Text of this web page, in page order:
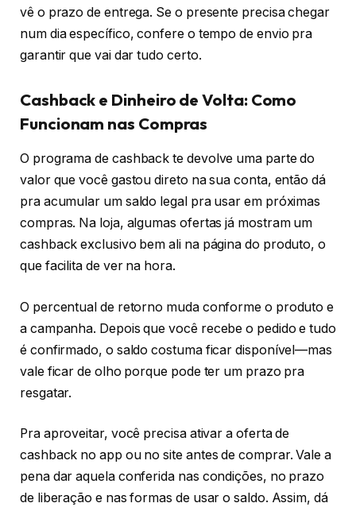
vê o prazo de entrega. Se o presente precisa chegar
num dia específico, confere o tempo de envio pra
garantir que vai dar tudo certo.
Cashback e Dinheiro de Volta: Como
Funcionam nas Compras
O programa de cashback te devolve uma parte do
valor que você gastou direto na sua conta, então dá
pra acumular um saldo legal pra usar em próximas
compras. Na loja, algumas ofertas já mostram um
cashback exclusivo bem ali na página do produto, o
que facilita de ver na hora.
O percentual de retorno muda conforme o produto e
a campanha. Depois que você recebe o pedido e tudo
é confirmado, o saldo costuma ficar disponível—mas
vale ficar de olho porque pode ter um prazo pra
resgatar.
Pra aproveitar, você precisa ativar a oferta de
cashback no app ou no site antes de comprar. Vale a
pena dar aquela conferida nas condições, no prazo
de liberação e nas formas de usar o saldo. Assim, dá